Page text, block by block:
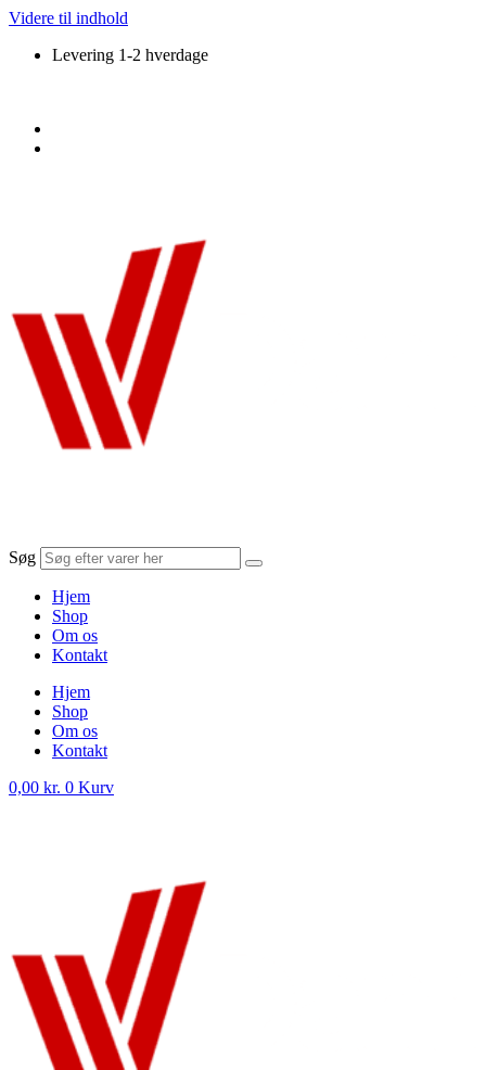
Videre til indhold
Levering 1-2 hverdage
Søg
Hjem
Shop
Om os
Kontakt
Hjem
Shop
Om os
Kontakt
0,00 kr. 0 Kurv